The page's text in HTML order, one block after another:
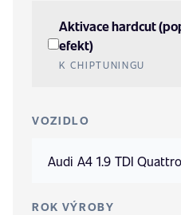
Aktivace hardcut
efekt)
K CHIPTUNINGU
VOZIDLO
ROK VÝROBY